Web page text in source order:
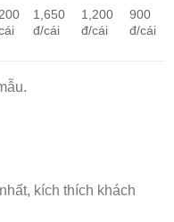
1,650
đ/cái
1,200
đ/cái
900
đ/cái
kích thích khách